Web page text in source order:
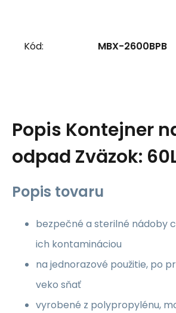
Kód: MBX-2600BPB
Popis Kontejner
odpad Zväzok:
Popis tovaru
bezpečné a sterilné nádoby
ich kontamináciou
na jednorazové použitie, po
veko sňať
vyrobené z polypropylénu,